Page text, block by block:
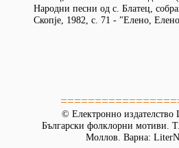
Народни песни од с. Блатец,
Скопjе, 1982, с. 71 - "Елено,
© Електронно издателство
Български фолклорни мотиви.
Моллов. Варна: